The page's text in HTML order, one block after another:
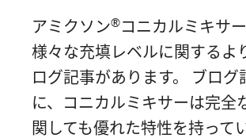
アミクソン®コニカルミキサ
様々な充填レベルに関するよ
ログ記事があります。 ブログ
に、コニカルミキサーは完全
関しても優れた特性を持って